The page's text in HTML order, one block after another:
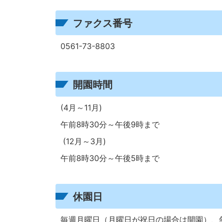
ファクス番号
0561-73-8803
開園時間
(4月～11月)
午前8時30分～午後9時まで
(12月～3月)
午前8時30分～午後5時まで
休園日
毎週月曜日（月曜日が祝日の場合は開園）、